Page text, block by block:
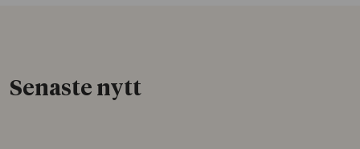
Senaste nytt